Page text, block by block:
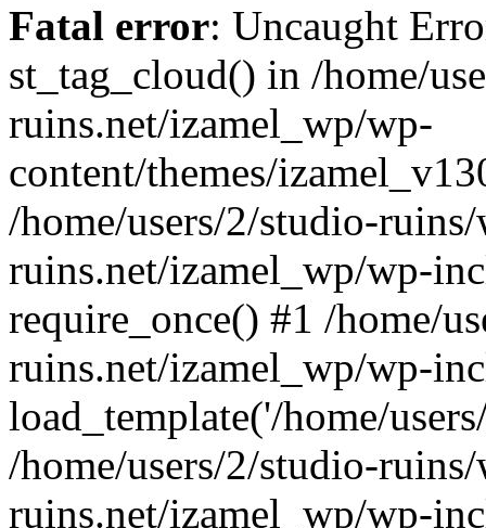
Fatal error: Uncaught
st_tag_cloud() in /home/
ruins.net/izamel_wp/wp-
content/themes/
/home/users/2/studio-
ruins.net/izamel_wp/wp-
require_once() #1 /home/
ruins.net/izamel_wp/wp-
load_template('/home/
/home/users/2/studio-
ruins.net/izamel_wp/wp-